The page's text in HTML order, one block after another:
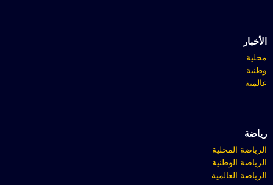
الأخبار
محلية
وطنية
عالمية
رياضة
الرياضة المحلية
الرياضة الوطنية
الرياضة العالمية